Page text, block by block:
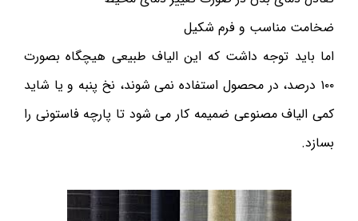
ضخامت مناسب و فرم شکیل
اما باید توجه داشت که این الیاف طبیعی هیچگاه بصورت
۱۰۰ درصد، در محصول استفاده نمی شوند، نخ پنبه و یا شاید
کمی الیاف مصنوعی ضمیمه کار می شود تا پارچه فاستونی را
بسازد.